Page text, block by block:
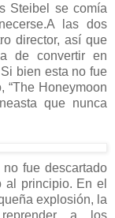
Steibel se comía
las dos
director, así que
de convertir en
bien esta no fue
“The Honeymoon
que nunca
fue descartado
al principio. En el
explosión, la
a los